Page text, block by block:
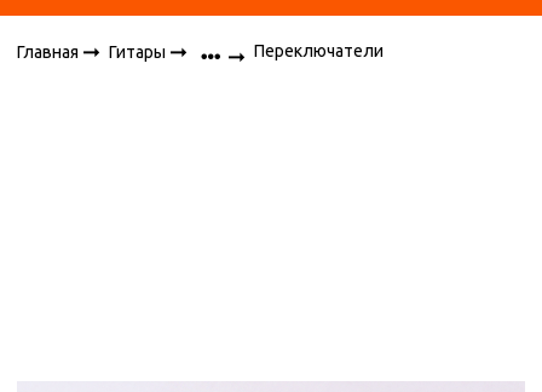
Главная Гитары Переключатели